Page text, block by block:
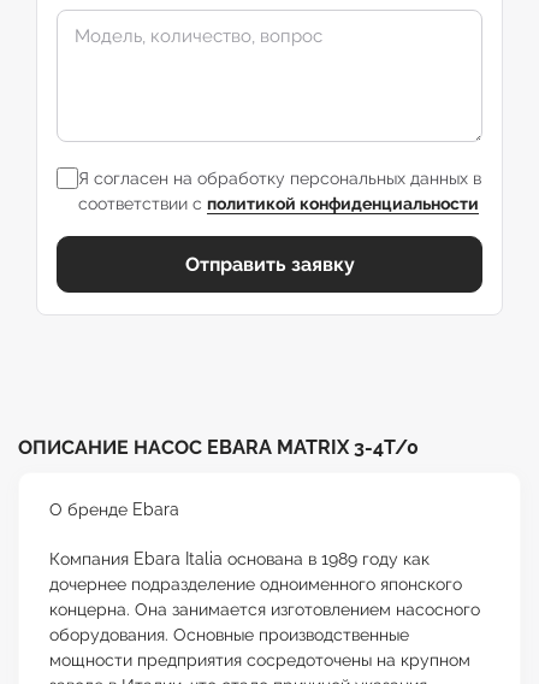
Я согласен на обработку персональных данных в
соответствии с политикой конфиденциальности
Отправить заявку
ОПИСАНИЕ НАСОС EBARA MATRIX 3-4T/0
О бренде Ebara
Компания Ebara Italia основана в 1989 году как
дочернее подразделение одноименного японского
концерна. Она занимается изготовлением насосного
оборудования. Основные производственные
мощности предприятия сосредоточены на крупном